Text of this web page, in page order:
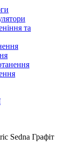
та
Sedna Графіт